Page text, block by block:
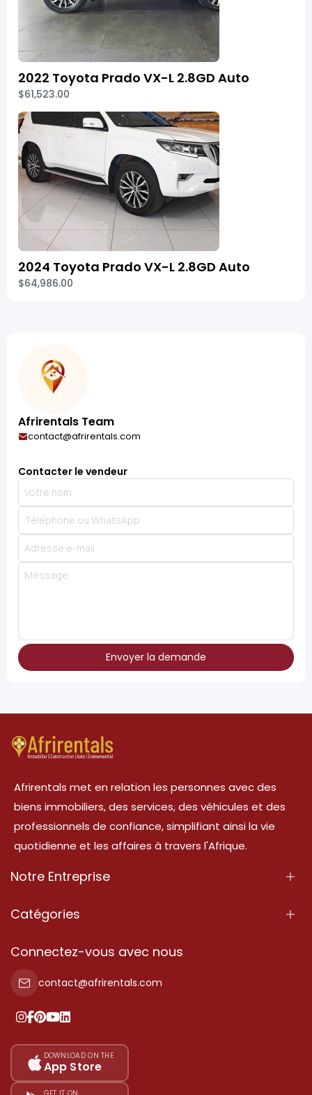
2022 Toyota Prado VX-L 2.8GD Auto
$61,523.00
2024 Toyota Prado VX-L 2.8GD Auto
$64,986.00
Afrirentals Team
contact@afrirentals.com
Contacter le vendeur
Envoyer la demande
Afrirentals met en relation les personnes avec des
biens immobiliers, des services, des véhicules et des
professionnels de confiance, simplifiant ainsi la vie
quotidienne et les affaires à travers l'Afrique.
Notre Entreprise
À Propos
Conditions d'Utilisation
Politique de Confidentialité
Nos tarifs
Plan du site
Catégories
Propriété
Propriété à vendre
Propriété à louer
Ajoutez votre témoignage
Connectez-vous avec nous
contact@afrirentals.com
DOWNLOAD ON THE
App Store